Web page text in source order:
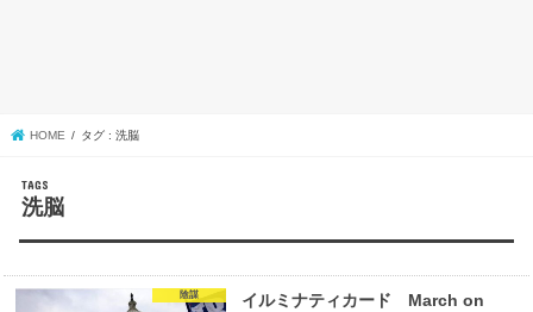
HOME タグ : 洗脳
洗脳
陰謀
イルミナティカード March on